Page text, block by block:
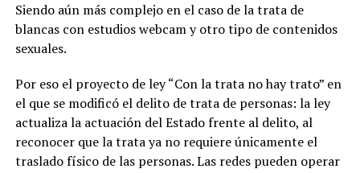
Siendo aún más complejo en el caso de la trata de
blancas con estudios webcam y otro tipo de contenidos
sexuales.
Por eso el proyecto de ley “Con la trata no hay trato” en
el que se modificó el delito de trata de personas: la ley
actualiza la actuación del Estado frente al delito, al
reconocer que la trata ya no requiere únicamente el
traslado físico de las personas. Las redes pueden operar